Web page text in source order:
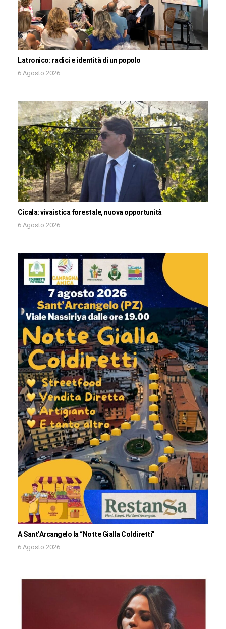
Latronico: radici e identità di un popolo
6 Agosto 2026
Cicala: vivaistica forestale, nuova opportunità
6 Agosto 2026
A Sant’Arcangelo la “Notte Gialla Coldiretti”
6 Agosto 2026